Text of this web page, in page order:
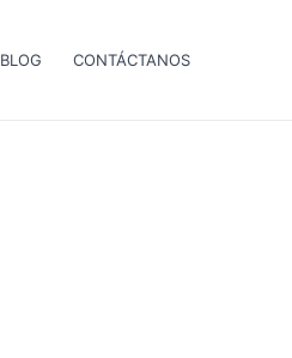
BLOG CONTÁCTANOS